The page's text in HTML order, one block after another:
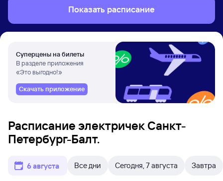
Показать расписание
Суперцены на билеты
В разделе приложения
«Это выгодно!»
Скачать приложение
Расписание электричек Санкт-
Петербург-Балт.
6 августа Все дни Сегодня, 7 августа Завтра